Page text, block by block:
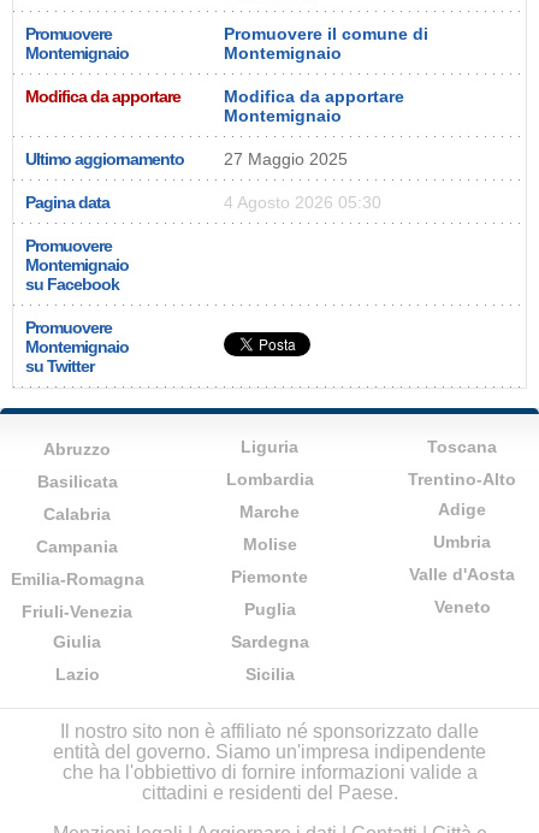
Promuovere
Montemignaio
Promuovere il comune di
Montemignaio
Modifica da apportare
Modifica da apportare
Montemignaio
Ultimo aggiornamento 27 Maggio 2025
Pagina data 4 Agosto 2026 05:30
Promuovere
Montemignaio
su Facebook
Promuovere
Montemignaio
su Twitter
Abruzzo
Basilicata
Calabria
Campania
Emilia-Romagna
Friuli-Venezia
Giulia
Lazio
Liguria
Lombardia
Marche
Molise
Piemonte
Puglia
Sardegna
Sicilia
Toscana
Trentino-Alto
Adige
Umbria
Valle d'Aosta
Veneto
Il nostro sito non è affiliato né sponsorizzato dalle
entità del governo. Siamo un'impresa indipendente
che ha l'obbiettivo di fornire informazioni valide a
cittadini e residenti del Paese.